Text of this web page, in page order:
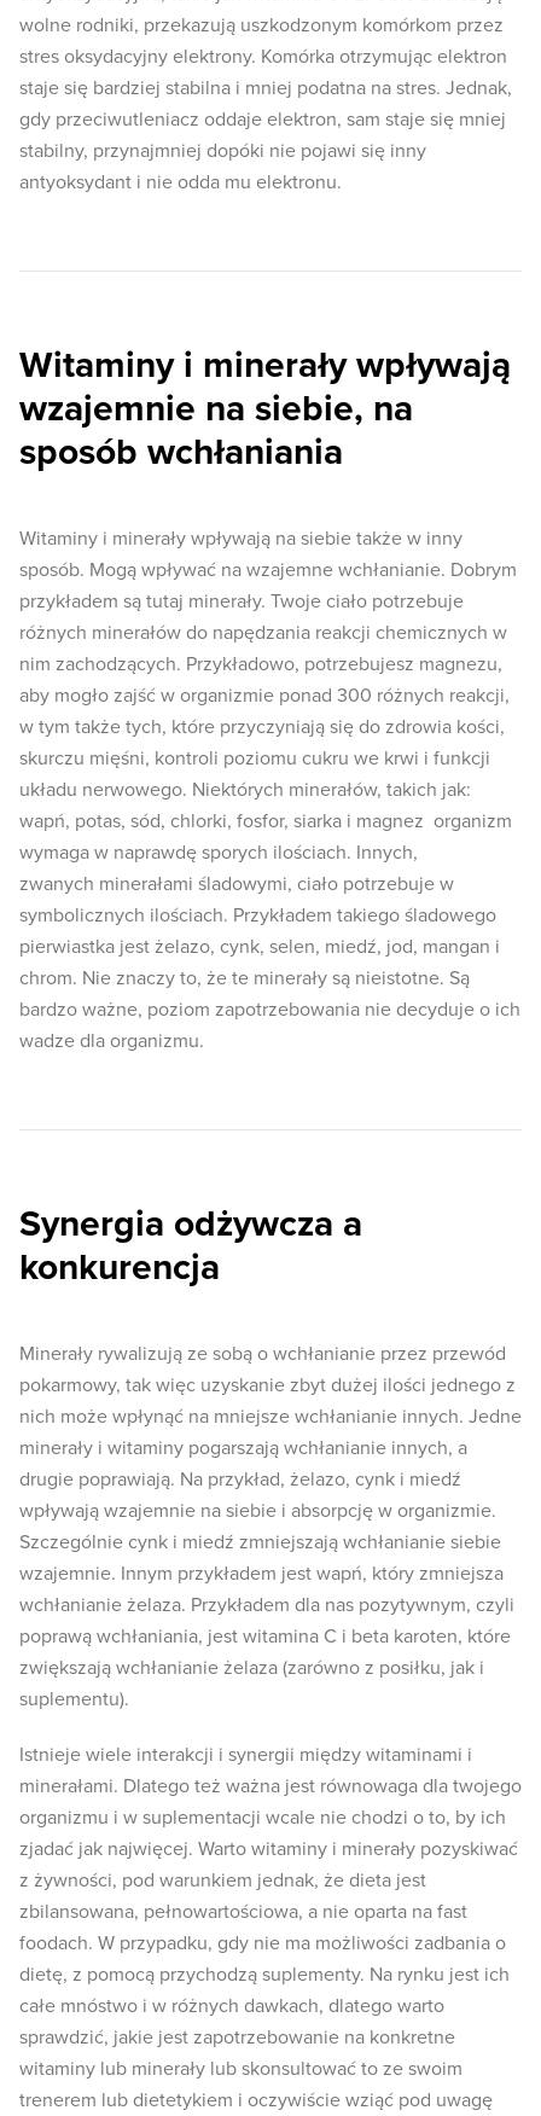
wolne rodniki, przekazują uszkodzonym komórkom przez
stres oksydacyjny elektrony. Komórka otrzymując elektron
staje się bardziej stabilna i mniej podatna na stres. Jednak,
gdy przeciwutleniacz oddaje elektron, sam staje się mniej
stabilny, przynajmniej dopóki nie pojawi się inny
antyoksydant i nie odda mu elektronu.
Witaminy i minerały wpływają
wzajemnie na siebie, na
sposób wchłaniania
Witaminy i minerały wpływają na siebie także w inny
sposób. Mogą wpływać na wzajemne wchłanianie. Dobrym
przykładem są tutaj minerały. Twoje ciało potrzebuje
różnych minerałów do napędzania reakcji chemicznych w
nim zachodzących. Przykładowo, potrzebujesz magnezu,
aby mogło zajść w organizmie ponad 300 różnych reakcji,
w tym także tych, które przyczyniają się do zdrowia kości,
skurczu mięśni, kontroli poziomu cukru we krwi i funkcji
układu nerwowego. Niektórych minerałów, takich jak:
wapń, potas, sód, chlorki, fosfor, siarka i magnez organizm
wymaga w naprawdę sporych ilościach. Innych,
zwanych minerałami śladowymi, ciało potrzebuje w
symbolicznych ilościach. Przykładem takiego śladowego
pierwiastka jest żelazo, cynk, selen, miedź, jod, mangan i
chrom. Nie znaczy to, że te minerały są nieistotne. Są
bardzo ważne, poziom zapotrzebowania nie decyduje o ich
wadze dla organizmu.
Synergia odżywcza a
konkurencja
Minerały rywalizują ze sobą o wchłanianie przez przewód
pokarmowy, tak więc uzyskanie zbyt dużej ilości jednego z
nich może wpłynąć na mniejsze wchłanianie innych. Jedne
minerały i witaminy pogarszają wchłanianie innych, a
drugie poprawiają. Na przykład, żelazo, cynk i miedź
wpływają wzajemnie na siebie i absorpcję w organizmie.
Szczególnie cynk i miedź zmniejszają wchłanianie siebie
wzajemnie. Innym przykładem jest wapń, który zmniejsza
wchłanianie żelaza. Przykładem dla nas pozytywnym, czyli
poprawą wchłaniania, jest witamina C i beta karoten, które
zwiększają wchłanianie żelaza (zarówno z posiłku, jak i
suplementu).
Istnieje wiele interakcji i synergii między witaminami i
minerałami. Dlatego też ważna jest równowaga dla twojego
organizmu i w suplementacji wcale nie chodzi o to, by ich
zjadać jak najwięcej. Warto witaminy i minerały pozyskiwać
z żywności, pod warunkiem jednak, że dieta jest
zbilansowana, pełnowartościowa, a nie oparta na fast
foodach. W przypadku, gdy nie ma możliwości zadbania o
dietę, z pomocą przychodzą suplementy. Na rynku jest ich
całe mnóstwo i w różnych dawkach, dlatego warto
sprawdzić, jakie jest zapotrzebowanie na konkretne
witaminy lub minerały lub skonsultować to ze swoim
trenerem lub dietetykiem i oczywiście wziąć pod uwagę